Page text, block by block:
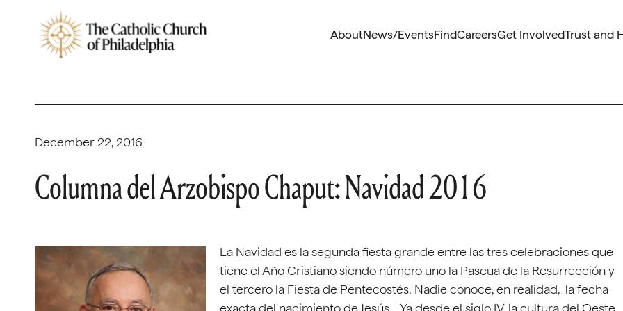
AboutNews/EventsFindCareersGet InvolvedTrust and
December 22, 2016
Columna del Arzobispo Chaput: Navidad 2016
La Navidad es la segunda fiesta grande entre las tres celebraciones que
tiene el Año Cristiano siendo número uno la Pascua de la Resurrección y
el tercero la Fiesta de Pentecostés. Nadie conoce, en realidad, la fecha
exacta del nacimiento de Jesús . Ya desde el siglo IV, la cultura del Oeste